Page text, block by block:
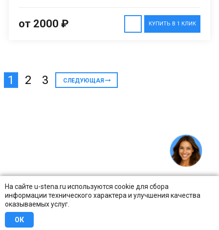
На сайте u-stena.ru используются cookie для сбора
информации технического характера и улучшения качества
оказываемых услуг.
ОК
КУПИТЬ В 1 КЛИК
от 2000 ₽
1 2 3 СЛЕДУЮЩАЯ